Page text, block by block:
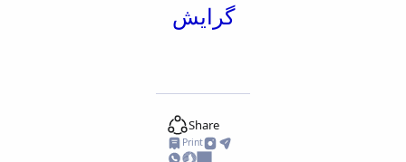
گرایش
Share
Print